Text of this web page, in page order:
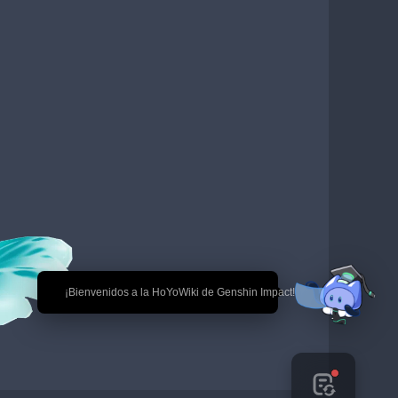
🎉 ¡Bienvenidos a la HoYoWiki de Genshin Impact!